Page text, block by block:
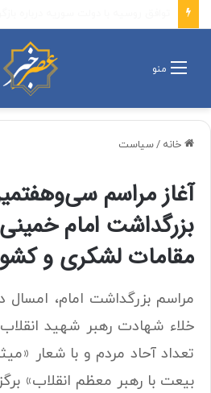
منو
خانه /سیاست
آغاز مراسم
بزرگداشت امام
مقامات لشکری و
مراسم بزرگداشت امام،
خلاء شهادت رهبر شهید
تعداد آحاد مردم و با شعار
بیعت با رهبر معظم انقلاب»